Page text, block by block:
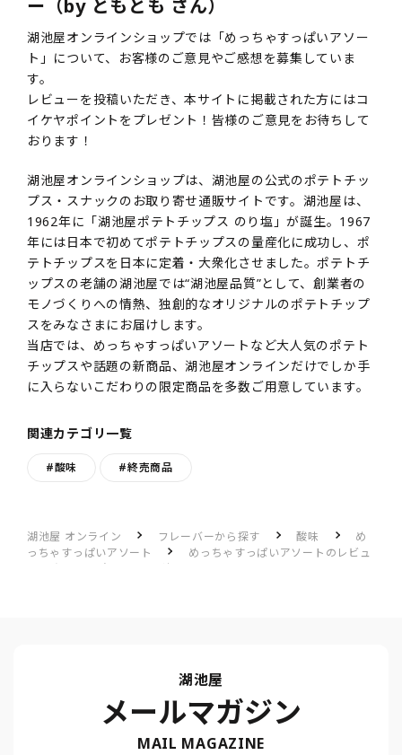
ー（by ともとも さん）
湖池屋オンラインショップでは「めっちゃすっぱいアソー
ト」について、お客様のご意見やご感想を募集していま
す。
レビューを投稿いただき、本サイトに掲載された方にはコ
イケヤポイントをプレゼント！皆様のご意見をお待ちして
おります！
湖池屋オンラインショップは、湖池屋の公式のポテトチッ
プス・スナックのお取り寄せ通販サイトです。湖池屋は、
1962年に「湖池屋ポテトチップス のり塩」が誕生。1967
年には日本で初めてポテトチップスの量産化に成功し、ポ
テトチップスを日本に定着・大衆化させました。ポテトチ
ップスの老舗の湖池屋では“湖池屋品質”として、創業者の
モノづくりへの情熱、独創的なオリジナルのポテトチップ
スをみなさまにお届けします。
当店では、めっちゃすっぱいアソートなど大人気のポテト
チップスや話題の新商品、湖池屋オンラインだけでしか手
に入らないこだわりの限定商品を多数ご用意しています。
関連カテゴリ一覧
#酸味 #終売商品
湖池屋 オンライン フレーバーから探す 酸味
め
っちゃすっぱいアソート
めっちゃすっぱいアソートのレビュ
酸っぱいのが好きな人にはたまらない
湖池屋
メールマガジン
MAIL MAGAZINE